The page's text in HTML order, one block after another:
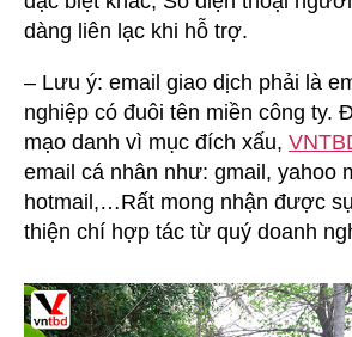
dàng liên lạc khi hỗ trợ.
– Lưu ý: email giao dịch phải là
nghiệp có đuôi tên miền công ty.
mạo danh vì mục đích xấu,
email cá nhân như: gmail, yahoo
hotmail,…Rất mong nhận được
thiện chí hợp tác từ quý doanh